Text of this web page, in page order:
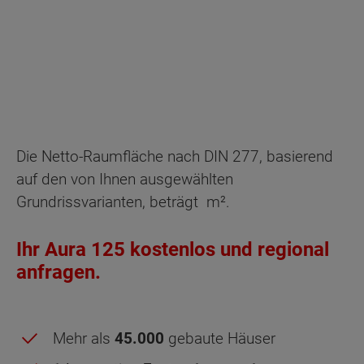
Die Netto-Raumfläche nach DIN 277, basierend
auf den von Ihnen ausgewählten
Grundrissvarianten, beträgt m².
Ihr Aura 125 kostenlos und regional
anfragen.
Mehr als 45.000 gebaute Häuser